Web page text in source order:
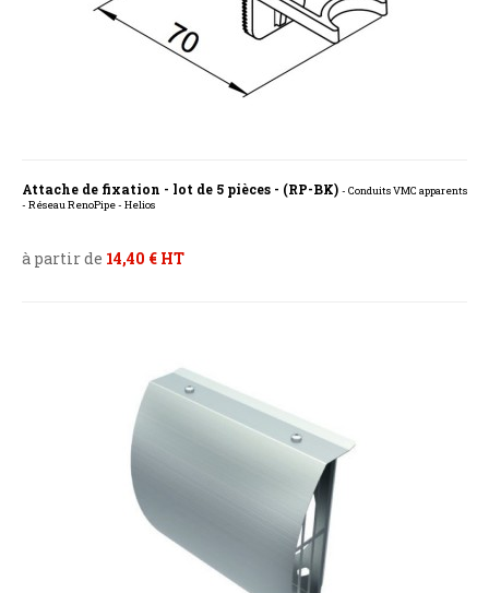
Attache de fixation - lot de 5 pièces - (RP-BK) - Conduits VMC apparents
- Réseau RenoPipe - Helios
à partir de 14,40 € HT